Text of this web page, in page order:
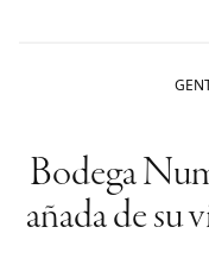
Bodega
añada de su